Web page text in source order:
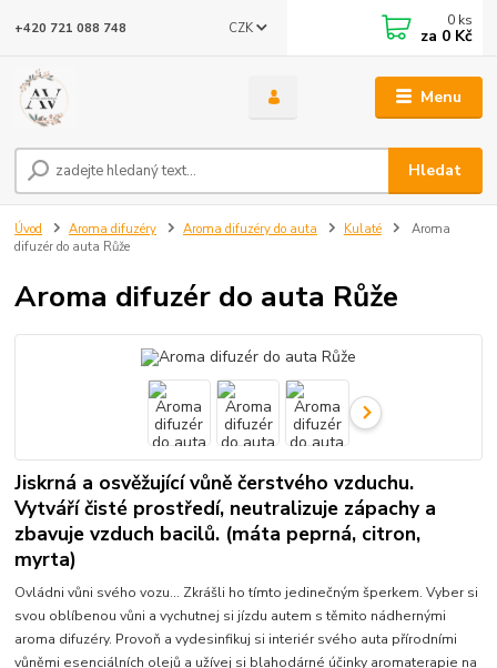
Menu
CZK
Hledat
+420 721 088 748 0 ks
za 0 Kč
Úvod Aroma difuzéry Aroma difuzéry do auta Kulaté
Aroma
difuzér do auta Růže
Aroma difuzér do auta Růže
Jiskrná a osvěžující vůně čerstvého vzduchu.
Vytváří čisté prostředí, neutralizuje zápachy a
zbavuje vzduch bacilů. (máta peprná, citron,
myrta)
Ovládni vůni svého vozu... Zkrášli ho tímto jedinečným šperkem. Vyber si
svou oblíbenou vůni a vychutnej si jízdu autem s těmito nádhernými
aroma difuzéry. Provoň a vydesinfikuj si interiér svého auta přírodními
vůněmi esenciálních olejů a užívej si blahodárné účinky aromaterapie na